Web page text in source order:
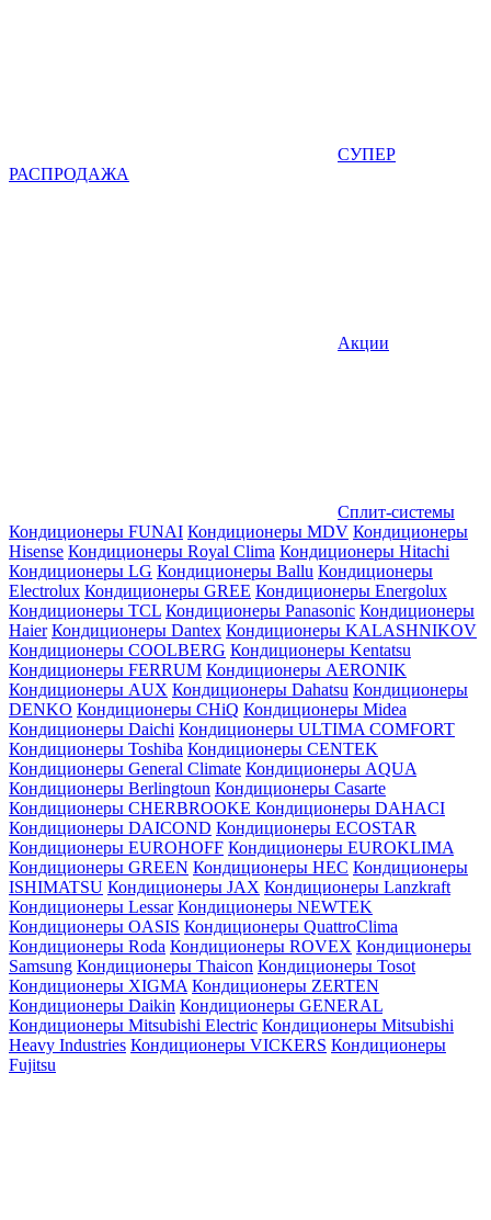
СУПЕР
РАСПРОДАЖА
Акции
Сплит-системы
Кондиционеры FUNAI Кондиционеры MDV Кондиционеры
Hisense Кондиционеры Royal Clima Кондиционеры Hitachi
Кондиционеры LG Кондиционеры Ballu Кондиционеры
Electrolux Кондиционеры GREE Кондиционеры Energolux
Кондиционеры TCL Кондиционеры Panasonic Кондиционеры
Haier Кондиционеры Dantex Кондиционеры KALASHNIKOV
Кондиционеры СOOLBERG Кондиционеры Kentatsu
Кондиционеры FERRUM Кондиционеры AERONIK
Кондиционеры AUX Кондиционеры Dahatsu Кондиционеры
DENKO Кондиционеры CHiQ Кондиционеры Midea
Кондиционеры Daichi Кондиционеры ULTIMA COMFORT
Кондиционеры Toshiba Кондиционеры CENTEK
Кондиционеры General Climate Кондиционеры AQUA
Кондиционеры Berlingtoun Кондиционеры Casarte
Кондиционеры CHERBROOKE Кондиционеры DAHACI
Кондиционеры DAICOND Кондиционеры ECOSTAR
Кондиционеры EUROHOFF Кондиционеры EUROKLIMA
Кондиционеры GREEN Кондиционеры HEC Кондиционеры
ISHIMATSU Кондиционеры JAX Кондиционеры Lanzkraft
Кондиционеры Lessar Кондиционеры NEWTEK
Кондиционеры OASIS Кондиционеры QuattroClima
Кондиционеры Roda Кондиционеры ROVEX Кондиционеры
Samsung Кондиционеры Thaicon Кондиционеры Tosot
Кондиционеры XIGMA Кондиционеры ZERTEN
Кондиционеры Daikin Кондиционеры GENERAL
Кондиционеры Mitsubishi Electric Кондиционеры Mitsubishi
Heavy Industries Кондиционеры VICKERS Кондиционеры
Fujitsu